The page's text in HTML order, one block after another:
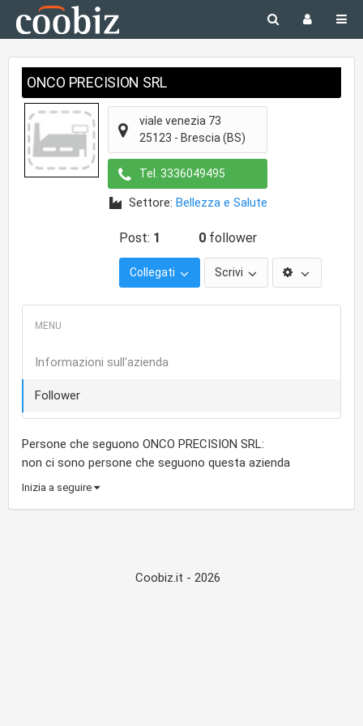
ONCO PRECISION SRL
viale venezia 73
25123 - Brescia (BS)
Tel. 3336049495
Settore: Bellezza e Salute
Post: 1 0 follower
Collegati Scrivi
Informazioni sull'azienda
Follower
Persone che seguono ONCO PRECISION SRL:
non ci sono persone che seguono questa azienda
Inizia a seguire
Coobiz.it - 2026